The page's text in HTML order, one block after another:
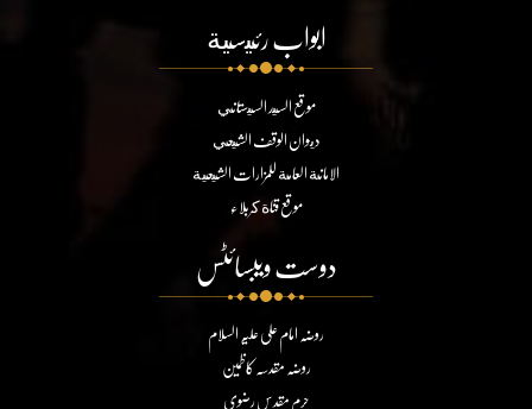
ابواب رئيسية
موقع السيد السيستاني
ديوان الوقف الشيعي
الامانة العامة للمزارات الشيعية
موقع قناة كربلاء
دوست ویبسائٹس
روضہ امام علی علیہ السلام
روضہ مقدسہ کاظمین
حرم مقدس رضوی